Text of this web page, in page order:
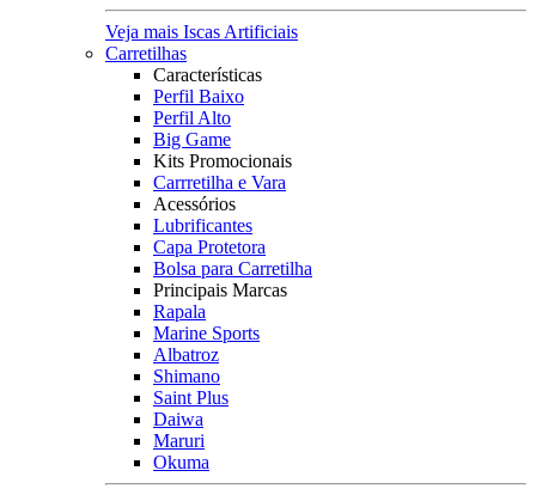
Veja mais Iscas Artificiais
Carretilhas
Características
Perfil Baixo
Perfil Alto
Big Game
Kits Promocionais
Carrretilha e Vara
Acessórios
Lubrificantes
Capa Protetora
Bolsa para Carretilha
Principais Marcas
Rapala
Marine Sports
Albatroz
Shimano
Saint Plus
Daiwa
Maruri
Okuma